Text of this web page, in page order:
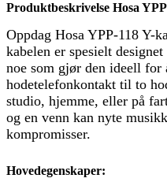
Produktbeskrivelse Hosa
Oppdag Hosa YPP-118 Y-
kabelen er spesielt
noe som gjør den ideell for
hodetelefonkontakt til to
studio, hjemme, eller på
og en venn kan nyte
kompromisser.
Hovedegenskaper: